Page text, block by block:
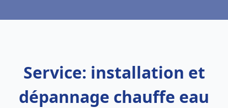
Service: installation et
dépannage chauffe eau